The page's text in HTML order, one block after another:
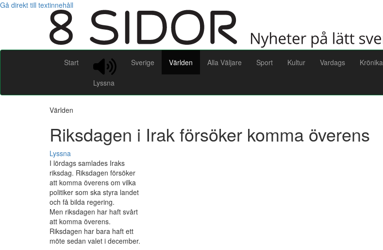
Gå direkt till textinnehåll
Start
Lyssna
Sverige Världen Alla Väljare Sport Kultur Vardags Krönika
Världen
Riksdagen i Irak försöker komma överens
Lyssna
I lördags samlades Iraks
riksdag. Riksdagen försöker
att komma överens om vilka
politiker som ska styra landet
och få bilda regering.
Men riksdagen har haft svårt
att komma överens.
Riksdagen har bara haft ett
möte sedan valet i december.